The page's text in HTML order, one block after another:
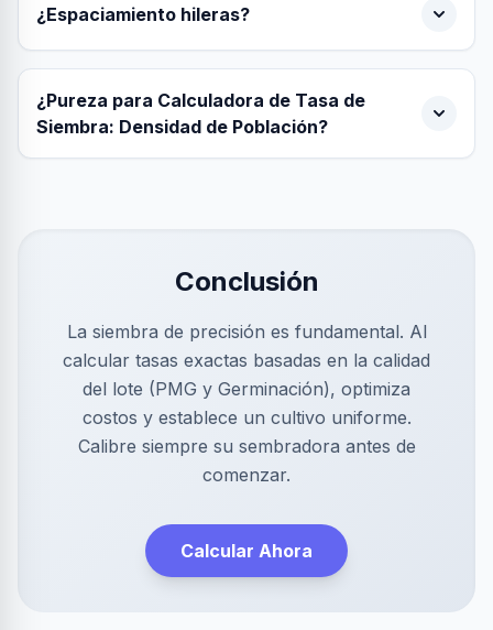
¿Espaciamiento hileras?
¿Pureza para Calculadora de Tasa de
Siembra: Densidad de Población?
Conclusión
La siembra de precisión es fundamental. Al
calcular tasas exactas basadas en la calidad
del lote (PMG y Germinación), optimiza
costos y establece un cultivo uniforme.
Calibre siempre su sembradora antes de
comenzar.
Calcular Ahora